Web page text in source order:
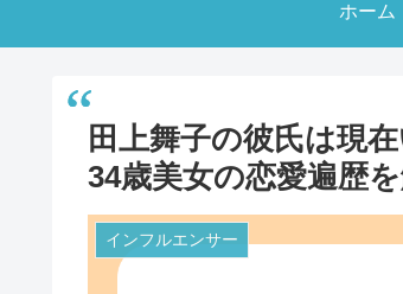
ホーム
田上舞子の彼氏は現
34歳美女の恋愛遍歴を
インフルエンサー